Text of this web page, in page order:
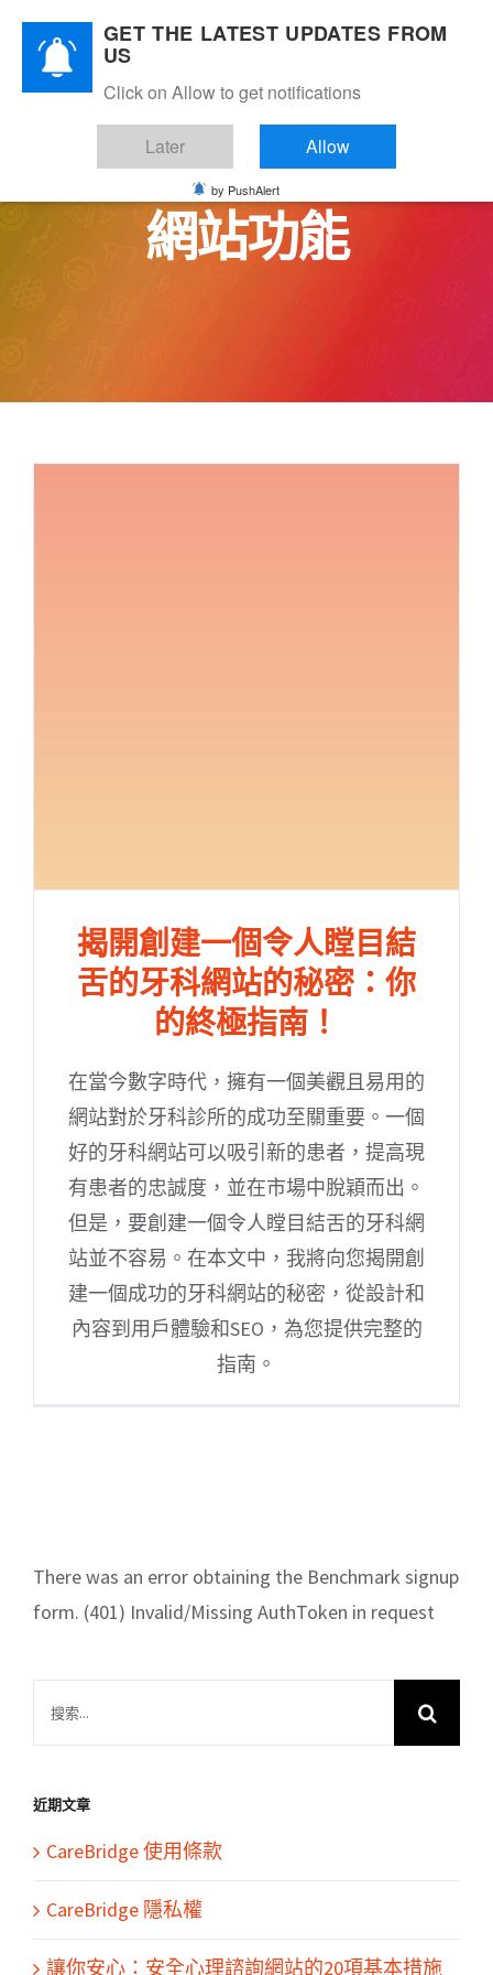
Skip
content
網站功能
揭開創建一個令人瞠目結
舌的牙科網站的秘密：你
的終極指南！
在當今數字時代，擁有一個美觀且易用的
網站對於牙科診所的成功至關重要。一個
好的牙科網站可以吸引新的患者，提高現
有患者的忠誠度，並在市場中脫穎而出。
但是，要創建一個令人瞠目結舌的牙科網
站並不容易。在本文中，我將向您揭開創
建一個成功的牙科網站的秘密，從設計和
內容到用戶體驗和SEO，為您提供完整的
指南。
There was an error obtaining the Benchmark signup
form. (401) Invalid/Missing AuthToken in request
果：
近期文章
CareBridge 使用條款
CareBridge 隱私權
讓你安心：安全心理諮詢網站的20項基本措施
GET THE LATEST UPDATES FROM
US
Click on Allow to get notifications
Later Allow
by PushAlert